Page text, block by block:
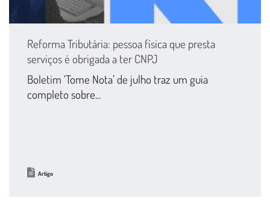
Reforma Tributária: pessoa física que presta
serviços é obrigada a ter CNPJ
Boletim ‘Tome Nota’ de julho traz um guia
completo sobre...
Artigo